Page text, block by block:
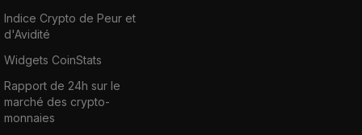
Indice Crypto de Peur et
d'Avidité
Widgets CoinStats
Rapport de 24h sur le
marché des crypto-
monnaies